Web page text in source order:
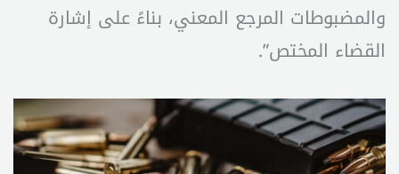
والمضبوطات المرجع المعني، بناءً على إشارة
القضاء المختص”.